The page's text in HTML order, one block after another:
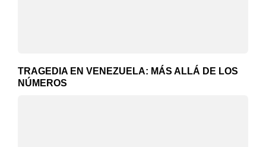
TRAGEDIA EN VENEZUELA: MÁS ALLÁ DE LOS
NÚMEROS